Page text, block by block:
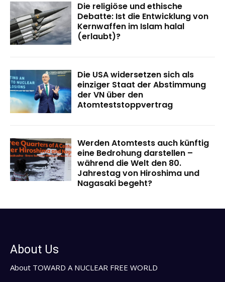
Die religiöse und ethische
Debatte: Ist die Entwicklung von
Kernwaffen im Islam halal
(erlaubt)?
Die USA widersetzen sich als
einziger Staat der Abstimmung
der VN über den
Atomteststoppvertrag
Werden Atomtests auch künftig
eine Bedrohung darstellen –
während die Welt den 80.
Jahrestag von Hiroshima und
Nagasaki begeht?
About Us
About TOWARD A NUCLEAR FREE WORLD